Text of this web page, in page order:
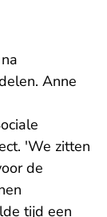
Anne
'We zitten
de
tijd een